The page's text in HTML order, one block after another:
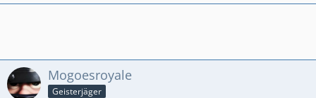
Mogoesroyale
Geisterjäger